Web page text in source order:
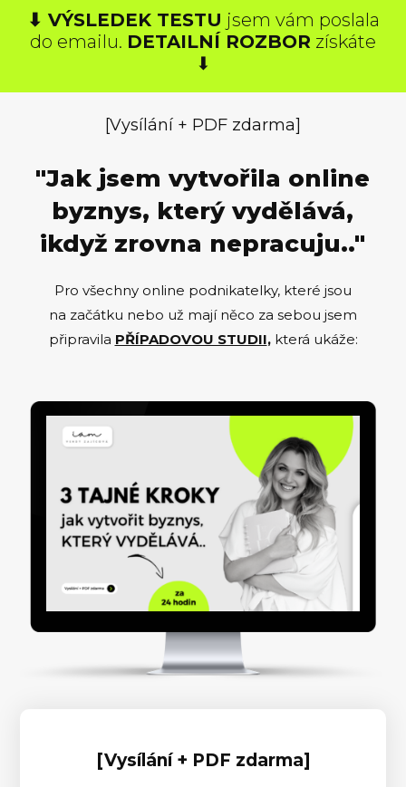
⬇︎ VÝSLEDEK TESTU jsem vám poslala
do emailu. DETAILNÍ ROZBOR získáte
⬇︎
[Vysílání + PDF zdarma]
"Jak jsem vytvořila online
byznys, který vydělává,
ikdyž zrovna nepracuju.."
Pro všechny online podnikatelky, které jsou
na začátku nebo už mají něco za sebou jsem
připravila PŘÍPADOVOU STUDII,která ukáže:
[Vysílání + PDF zdarma]